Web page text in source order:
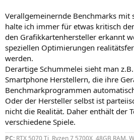
Verallgemeinernde Benchmarks mit
halte ich immer für etwas kritisch
den Grafikkartenhersteller erkannt
speziellen Optimierungen
werden.
Derartige Schummelei sieht man
Smartphone Herstellern, die ihre
Benchmarkprogrammen
Oder der Hersteller selbst ist
nicht die Realität. Daher enthält der
verschiedene Spiele.
PC: RTX 5070 Ti, Ryzen 7 5700X, 48GB RAM.